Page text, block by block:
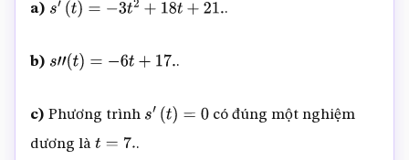
a) s′ t)= −3 +18 + 21. .
b) s”( t)= −6 +17. .
c) Phương trình s′ t)= 0
có đúng một nghiệm
dương là t =7. .